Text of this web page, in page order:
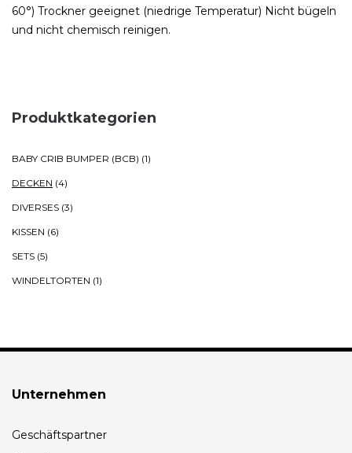
60°) Trockner geeignet (niedrige Temperatur) Nicht bügeln
und nicht chemisch reinigen.
Produktkategorien
BABY CRIB BUMPER (BCB) (1)
DECKEN (4)
DIVERSES (3)
KISSEN (6)
SETS (5)
WINDELTORTEN (1)
Unternehmen
Geschäftspartner